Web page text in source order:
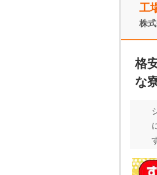
工
株
格
な